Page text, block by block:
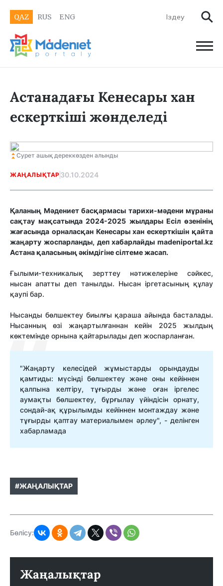
QAZ RUS ENG
Астанадағы Кенесары хан
ескерткіші жөнделеді
Сурет ашық дереккөзден алынды
ЖАҢАЛЫҚТАР 30.10.2024
Қаланың Мәдениет басқармасы тарихи-мәдени мұраны
сақтау мақсатында 2024-2025 жылдары Есіл өзенінің
жағасында орналасқан Кенесары хан ескерткішін қайта
жаңарту жоспарланды, деп хабарлайды madeniportal.kz
Астана қаласының әкімдігіне сілтеме жасап.
Ғылыми-техникалық зерттеу нәтижелеріне сәйкес,
нысан апатты деп танылды. Нысан іргетасының құлау
қаупі бар.
Нысанды бөлшектеу биылғы қараша айында басталады.
Нысанның өзі жаңартылғаннан кейін 2025 жылдың
көктемінде орнына қайтарылады деп жоспарланған.
"Жаңарту келесідей жұмыстарды орындауды
қамтиды: мүсінді бөлшектеу және оны кейіннен
қалпына келтіру, тұғырды және оған іргелес
аумақты бөлшектеу, бұрғылау үйіндісін орнату,
сондай-ақ құрылымды кейіннен монтаждау және
тұғырды қаптау материалымен әрлеу", - делінген
хабарламада
#ЖАҢАЛЫҚТАР
Бөлісу:
Жаңалықтар